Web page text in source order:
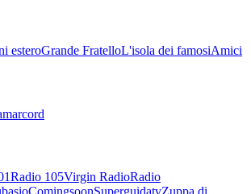
esteroGrande FratelloL'isola dei famosiAmici
Radio 105Virgin RadioRadio
ComingsoonSuperguidatvZuppa di